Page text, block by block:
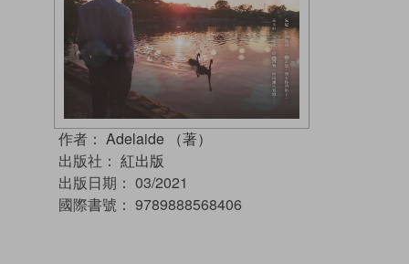
作者： Adelaide （著）
出版社： 紅出版
出版日期： 03/2021
國際書號： 9789888568406